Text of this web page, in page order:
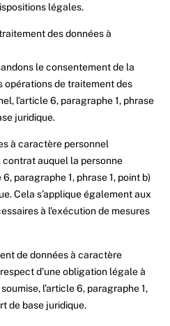
légales.
des données à
le consentement de la
opérations de traitement des
l’article 6, paragraphe 1, phrase
juridique.
à caractère personnel
contrat auquel la personne
paragraphe 1, phrase 1, point b)
Cela s’applique également aux
à l’exécution de mesures
de données à caractère
d’une obligation légale à
l’article 6, paragraphe 1,
de base juridique.